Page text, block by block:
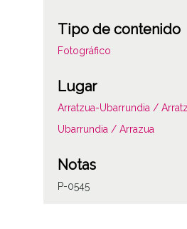
Tipo de contenido
Fotográfico
Lugar
Arratzua-Ubarrundia /
Ubarrundia / Arrazua
Notas
P-0545